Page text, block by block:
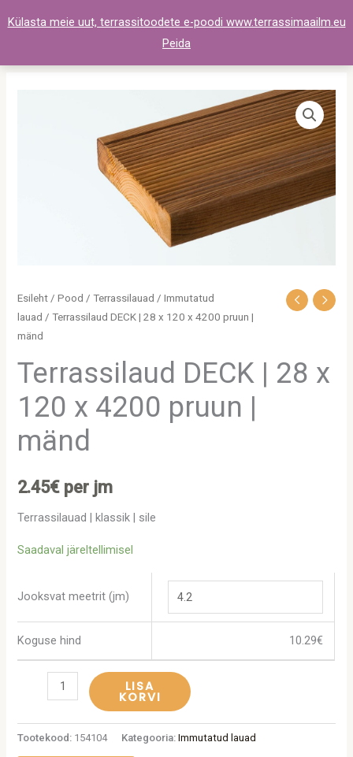
Külasta meie uut, terrassitoodete e-poodi www.terrassimaailm.eu
Peida
to
Esileht /Pood /Terrassilauad /Immutatud
lauad / Terrassilaud DECK | 28 x 120 x 4200 pruun |
mänd
Terrassilaud DECK | 28 x
120 x 4200 pruun |
mänd
2.45€ per jm
Terrassilauad | klassik | sile
Saadaval järeltellimisel
Jooksvat meetrit (jm)
Koguse hind 10.29€
mänd
kogus
LISA
KORVI
Tootekood: 154104 Kategooria:Immutatud lauad